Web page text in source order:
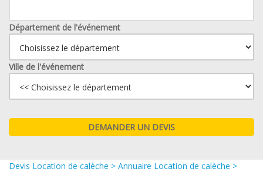
Département de l'événement
Ville de l'événement
Devis Location de calèche > Annuaire Location de calèche >